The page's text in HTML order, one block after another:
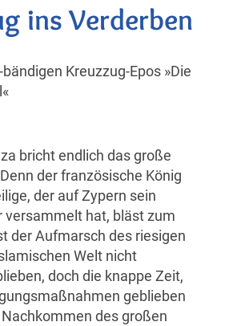
ins Verderben
Kreuzzug-Epos »Die
bricht endlich das große
der französische König
der auf Zypern sein
versammelt hat, bläst zum
der Aufmarsch des riesigen
Welt nicht
doch die knappe Zeit,
geblieben
des großen